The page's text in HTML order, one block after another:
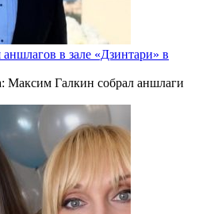
в зале «Дзинтари» в
Максим Галкин собрал аншлаги